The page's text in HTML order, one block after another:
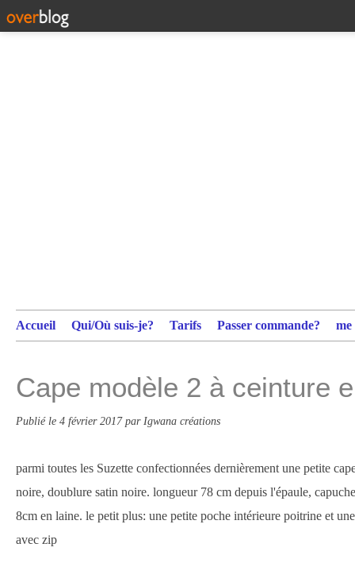
Accueil Qui/Où suis-je? Tarifs Passer commande?
Cape modèle 2 à ceinture
Publié le 4 février 2017par Igwana créations
parmi toutes les Suzette confectionnées dernièrement une petite
noire, doublure satin noire. longueur 78 cm depuis l'épaule,
8cm en laine. le petit plus: une petite poche intérieure poitrine et
avec zip